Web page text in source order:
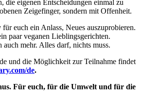
die eigenen Entscheidungen einmal zu
Zeigefinger, sondern mit Offenheit.
euch ein Anlass, Neues auszuprobieren.
paar veganen Lieblingsgerichten.
mehr. Alles darf, nichts muss.
und die Möglichkeit zur Teilnahme findet
de.
Für euch, für die Umwelt und für die